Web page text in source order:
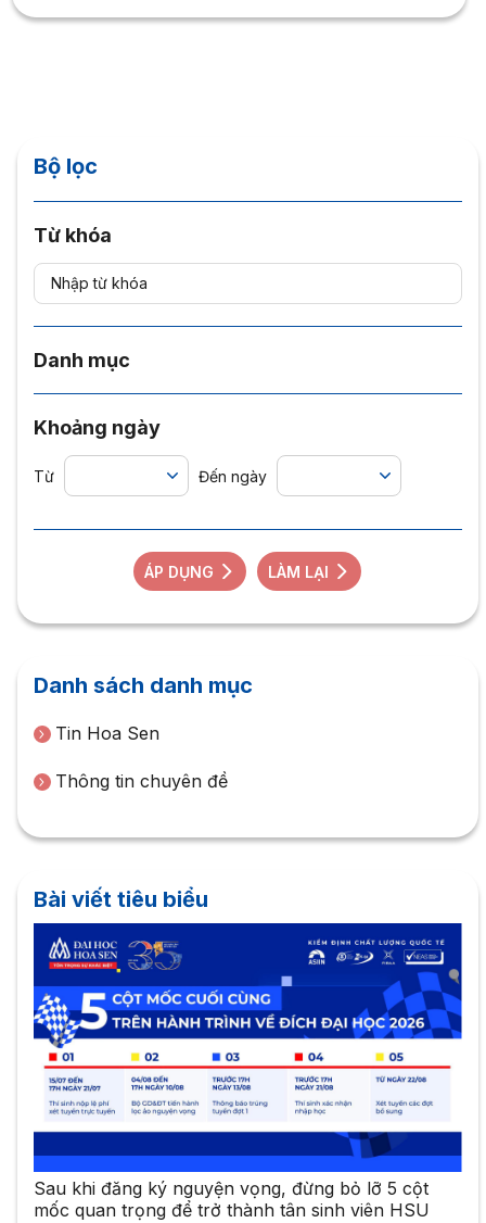
Bộ lọc
Từ khóa
Danh mục
Khoảng ngày
Từ Đến ngày
ÁP DỤNG LÀM LẠI
Danh sách danh mục
Tin Hoa Sen
Thông tin chuyên đề
Bài viết tiêu biểu
Sau khi đăng ký nguyện vọng, đừng bỏ lỡ 5 cột
mốc quan trọng để trở thành tân sinh viên HSU